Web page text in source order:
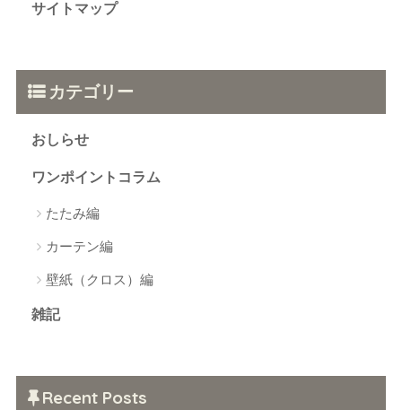
サイトマップ
カテゴリー
おしらせ
ワンポイントコラム
たたみ編
カーテン編
壁紙（クロス）編
雑記
Recent Posts